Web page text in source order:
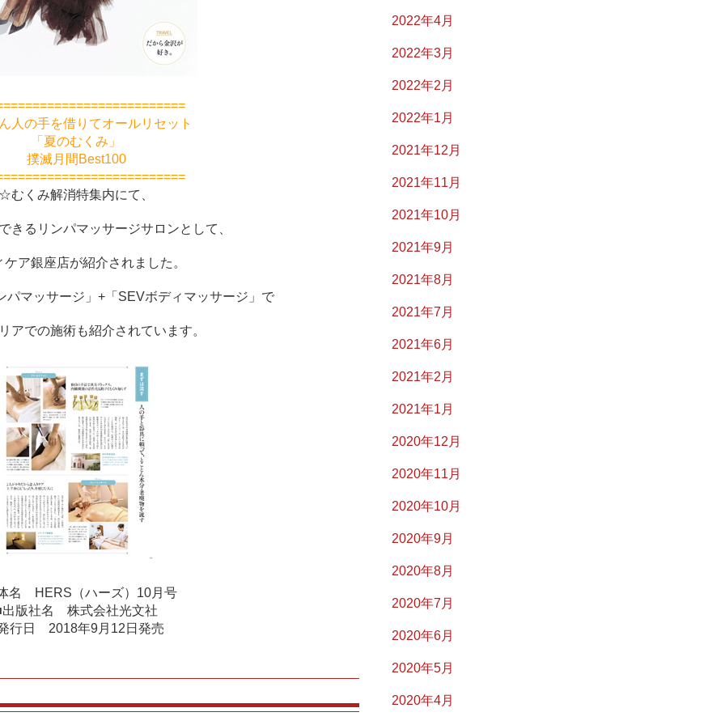
人の手を借りてオールリセット
「夏のむくみ」
撲滅月間Best100
むくみ解消特集内にて、
きるリンパマッサージサロンとして、
ケア銀座店が紹介されました。
パマッサージ」+「SEVボディマッサージ」で
アでの施術も紹介されています。
名 HERS（ハーズ）10月号
版社名 株式会社光文社
行日 2018年9月12日発売
2022年4月
2022年3月
2022年2月
2022年1月
2021年12月
2021年11月
2021年10月
2021年9月
2021年8月
2021年7月
2021年6月
2021年2月
2021年1月
2020年12月
2020年11月
2020年10月
2020年9月
2020年8月
2020年7月
2020年6月
2020年5月
2020年4月